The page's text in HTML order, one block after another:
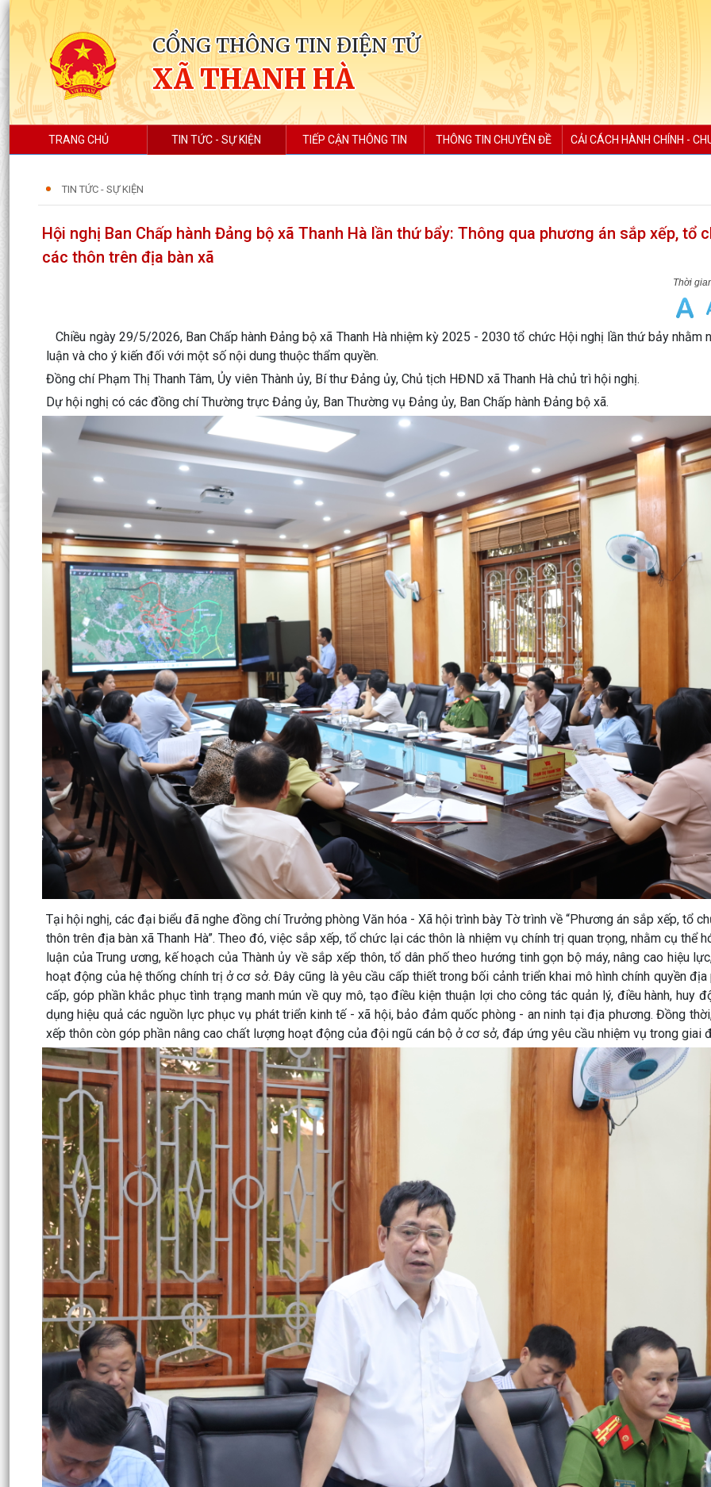
CỔNG THÔNG TIN ĐIỆN TỬ
XÃ THANH HÀ
TRANG CHỦ TIN TỨC - SỰ KIỆN TIẾP CẬN THÔNG TIN THÔNG TIN CHUYÊN ĐỀ CẢI CÁCH HÀNH CHÍNH -
TIN TỨC - SỰ KIỆN
Hội nghị Ban Chấp hành Đảng bộ xã Thanh Hà lần thứ bẩy: Thông qua phương án sắp xếp, tổ
các thôn trên địa bàn xã
Chiều ngày 29/5/2026, Ban Chấp hành Đảng bộ xã Thanh Hà nhiệm kỳ 2025 - 2030 tổ chức Hội nghị lần thứ bảy nhằm
luận và cho ý kiến đối với một số nội dung thuộc thẩm quyền.
Đồng chí Phạm Thị Thanh Tâm, Ủy viên Thành ủy, Bí thư Đảng ủy, Chủ tịch HĐND xã Thanh Hà chủ trì hội nghị.
Dự hội nghị có các đồng chí Thường trực Đảng ủy, Ban Thường vụ Đảng ủy, Ban Chấp hành Đảng bộ xã.
Tại hội nghị, các đại biểu đã nghe đồng chí Trưởng phòng Văn hóa - Xã hội trình bày Tờ trình về “Phương án sắp xếp, tổ
thôn trên địa bàn xã Thanh Hà”. Theo đó, việc sắp xếp, tổ chức lại các thôn là nhiệm vụ chính trị quan trọng, nhằm cụ thể
luận của Trung ương, kế hoạch của Thành ủy về sắp xếp thôn, tổ dân phố theo hướng tinh gọn bộ máy, nâng cao hiệu
hoạt động của hệ thống chính trị ở cơ sở. Đây cũng là yêu cầu cấp thiết trong bối cảnh triển khai mô hình chính quyền
cấp, góp phần khắc phục tình trạng manh mún về quy mô, tạo điều kiện thuận lợi cho công tác quản lý, điều hành, huy
dụng hiệu quả các nguồn lực phục vụ phát triển kinh tế - xã hội, bảo đảm quốc phòng - an ninh tại địa phương. Đồng
xếp thôn còn góp phần nâng cao chất lượng hoạt động của đội ngũ cán bộ ở cơ sở, đáp ứng yêu cầu nhiệm vụ trong giai